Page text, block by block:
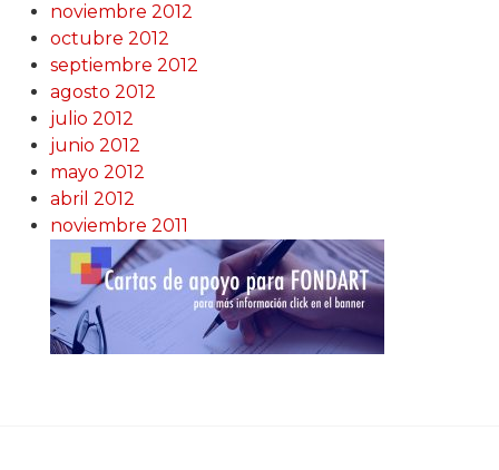
noviembre 2012
octubre 2012
septiembre 2012
agosto 2012
julio 2012
junio 2012
mayo 2012
abril 2012
noviembre 2011